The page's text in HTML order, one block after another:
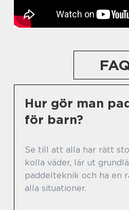
Hur gör man
för barn?
Se till att alla har rätt
kolla väder, lär ut
paddelteknik och ha en
alla situationer.